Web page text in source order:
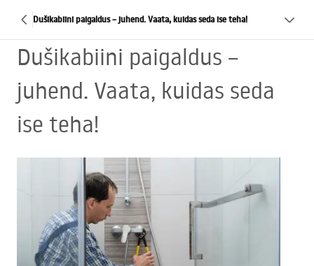
Dušikabiini paigaldus – juhend. Vaata, kuidas seda ise teha!
Dušikabiini paigaldus –
juhend. Vaata, kuidas seda
ise teha!